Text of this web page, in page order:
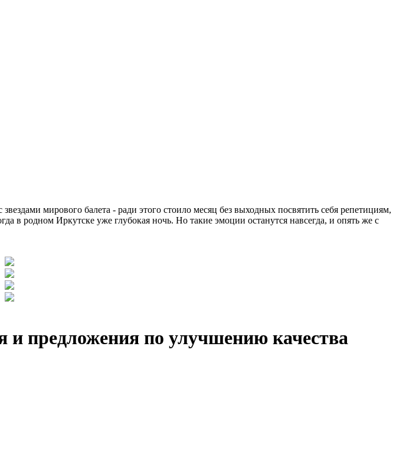
мирового балета - ради этого стоило месяц без выходных посвятить себя репетициям,
в родном Иркутске уже глубокая ночь. Но такие эмоции останутся навсегда, и опять же с
предложения по улучшению качества